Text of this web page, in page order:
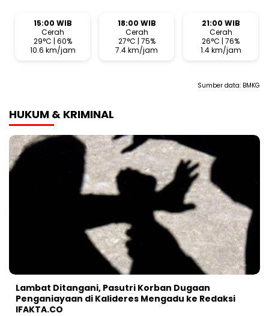
15:00 WIB
Cerah
29°C | 60%
10.6 km/jam
18:00 WIB
Cerah
27°C | 75%
7.4 km/jam
21:00 WIB
Cerah
26°C | 76%
1.4 km/jam
Sumber data: BMKG
HUKUM & KRIMINAL
Lambat Ditangani, Pasutri Korban Dugaan
Penganiayaan di Kalideres Mengadu ke Redaksi
IFAKTA.CO